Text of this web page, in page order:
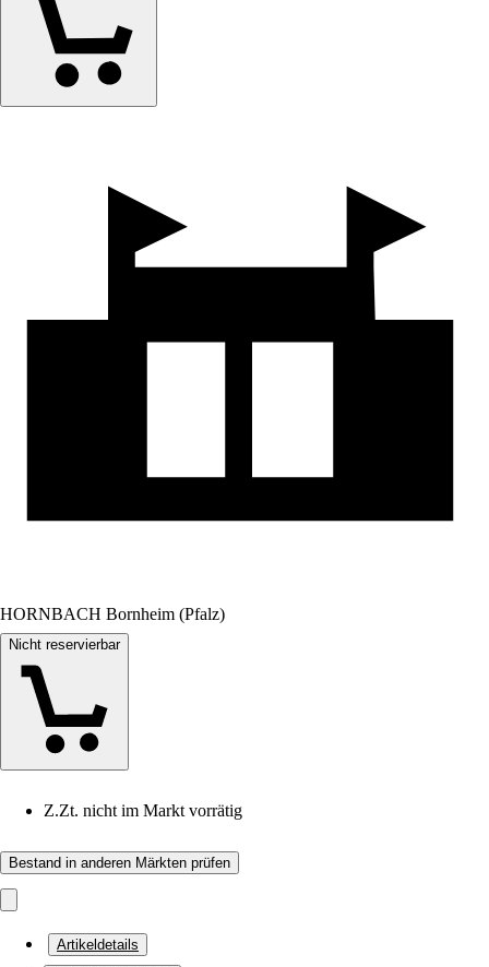
HORNBACH Bornheim (Pfalz)
Nicht reservierbar
Z.Zt. nicht im Markt vorrätig
Bestand in anderen Märkten prüfen
Artikeldetails